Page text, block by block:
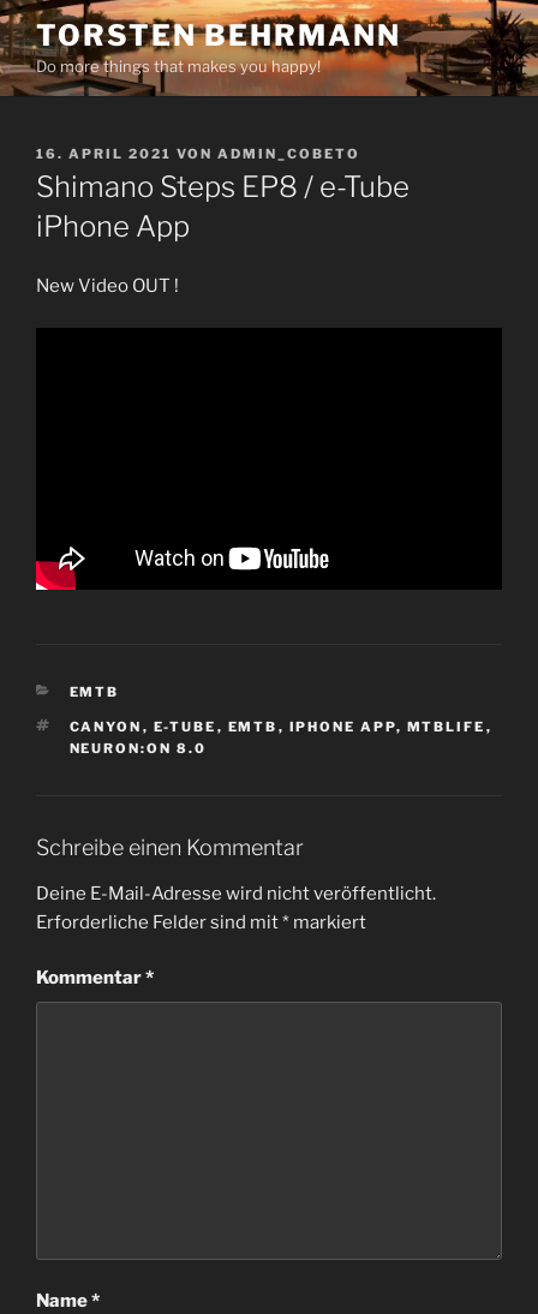
Zum
Inhalt
springen
TORSTEN BEHRMANN
Do more things that makes you happy!
VERÖFFENTLICHT
AM
16. APRIL 2021 VON ADMIN_COBETO
Shimano Steps EP8 / e-Tube
iPhone App
New Video OUT !
KATEGORIEN
EMTB
SCHLAGWÖRTER
CANYON , E-TUBE , EMTB , IPHONE APP, MTBLIFE ,
NEURON:ON 8.0
Schreibe einen Kommentar
Deine E-Mail-Adresse wird nicht veröffentlicht.
Erforderliche Felder sind mit* markiert
Kommentar*
Name*